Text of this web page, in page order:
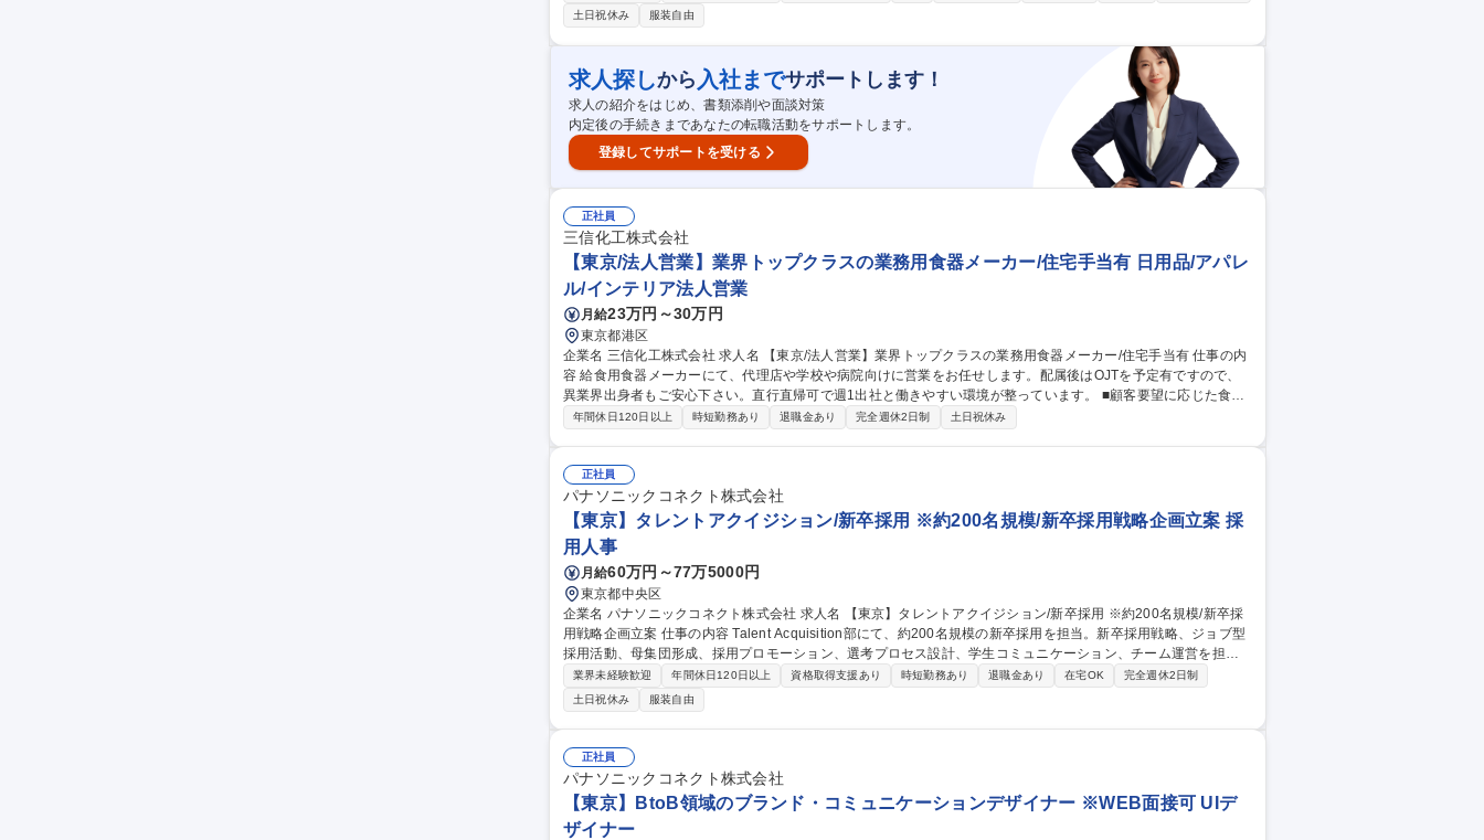
フト、サービスを横断したデザイン能力強化 ■DesignOps、デザインシステムの構築、浸透 ■デザイナー育成、組
織変革推進 【仕事の魅力】UIやUXの個別制作ではなく、組織の仕組みを変える立場で価値を発揮できます。 募集
職種 【東京】UX・ソフトウェア視点で次世代デザイン組織を構想・実装
土日祝休み
服装自由
求人探しから 入社までサポートします！
求人の紹介をはじめ、書類添削や面談対策
内定後の手続きまであなたの転職活動をサポートします。
登録してサポートを受ける
正社員
三信化工株式会社
【東京/法人営業】業界トップクラスの業務用食器メーカー/住宅手当有 日用品/アパレ
ル/インテリア法人営業
月給23万円～30万円
東京都港区
企業名 三信化工株式会社 求人名 【東京/法人営業】業界トップクラスの業務用食器メーカー/住宅手当有 仕事の内
容 給食用食器メーカーにて、代理店や学校や病院向けに営業をお任せします。配属後はOJTを予定有ですので、
異業界出身者もご安心下さい。直行直帰可で週1出社と働きやすい環境が整っています。 ■顧客要望に応じた食器
の提案 ■顧客の声を収集し、時には技術部門と共同での食器設計・開発 ＊営業先：代理店、学校、病院、福祉施
職種 【東京/法人営業】業界トップクラスの業務用食器メーカー/住宅手当有
年間休日120日以上 時短勤務あり 退職金あり 完全週休2日制 土日祝休み
正社員
パナソニックコネクト株式会社
【東京】タレントアクイジション/新卒採用 ※約200名規模/新卒採用戦略企画立案 採
用人事
月給60万円～77万5000円
東京都中央区
企業名 パナソニックコネクト株式会社 求人名 【東京】タレントアクイジション/新卒採用 ※約200名規模/新卒採
用戦略企画立案 仕事の内容 Talent Acquisition部にて、約200名規模の新卒採用を担当。新卒採用戦略、ジョブ型
採用活動、母集団形成、採用プロモーション、選考プロセス設計、学生コミュニケーション、チーム運営を担い
ます。 ■新卒採用戦略の企画立案、ジョブ型新卒採用活動推進 ■プロフェッショナル人材獲得に向けた母集団形
成、採用プロモーション強化 ■獲得人材の質向上に向けた選考プロセス設計、見極め強化 ■インターンシップ、選
考、入社までの学生コミュニケーション設計 ■グローバル人材の獲得 ■外国籍採用等のDEI施策、新規採用施策の
立案、実行 【仕事の魅力】採用市場変化を捉え、全社の新卒採用を変革できます。 募集職種 【東京】タレントア
クイジション/新卒採用 ※約200名規模/新卒採用戦略企画立案
業界未経験歓迎 年間休日120日以上 資格取得支援あり 時短勤務あり 退職金あり 在宅OK
完全週休2日制
土日祝休み
服装自由
正社員
パナソニックコネクト株式会社
【東京】BtoB領域のブランド・コミュニケーションデザイナー ※WEB面接可 UIデ
ザイナー